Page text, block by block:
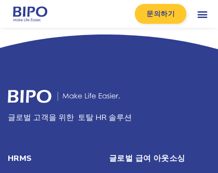
문의하기
글로벌 고객을 위한 토탈 HR 솔루션
HRMS 글로벌 급여 아웃소싱